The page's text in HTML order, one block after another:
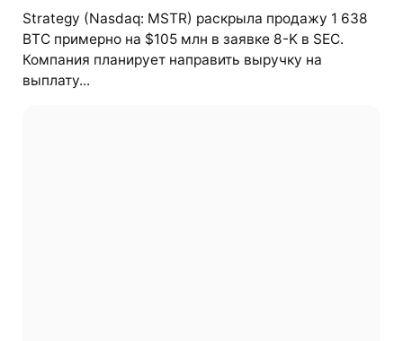
Strategy (Nasdaq: MSTR) раскрыла продажу 1 638
BTC примерно на $105 млн в заявке 8-K в SEC.
Компания планирует направить выручку на
выплату...